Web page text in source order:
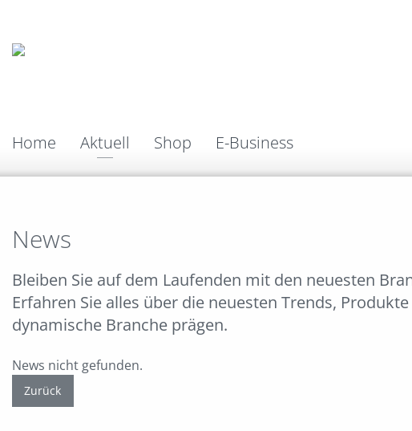
Home Aktuell Shop E-Business
News
Bleiben Sie auf dem Laufenden mit den neuesten
Erfahren Sie alles über die neuesten Trends,
dynamische Branche prägen.
News nicht gefunden.
Zurück